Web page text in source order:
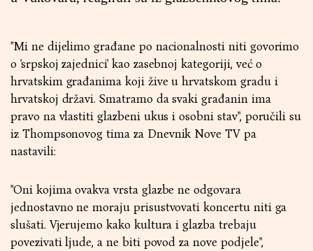
"Mi ne dijelimo građane po nacionalnosti niti govorimo
o 'srpskoj zajednici' kao zasebnoj kategoriji, već o
hrvatskim građanima koji žive u hrvatskom gradu i
hrvatskoj državi. Smatramo da svaki građanin ima
pravo na vlastiti glazbeni ukus i osobni stav", poručili su
iz Thompsonovog tima za Dnevnik Nove TV pa
nastavili:
"Oni kojima ovakva vrsta glazbe ne odgovara
jednostavno ne moraju prisustvovati koncertu niti ga
slušati. Vjerujemo kako kultura i glazba trebaju
povezivati ljude, a ne biti povod za nove podjele",